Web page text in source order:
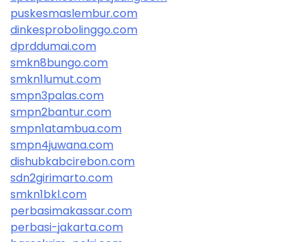
puskesmaslembur.com
dinkesprobolinggo.com
dprddumai.com
smkn8bungo.com
smkn1lumut.com
smpn3palas.com
smpn2bantur.com
smpn1atambua.com
smpn4juwana.com
dishubkabcirebon.com
sdn2girimarto.com
smkn1bkl.com
perbasimakassar.com
perbasi-jakarta.com